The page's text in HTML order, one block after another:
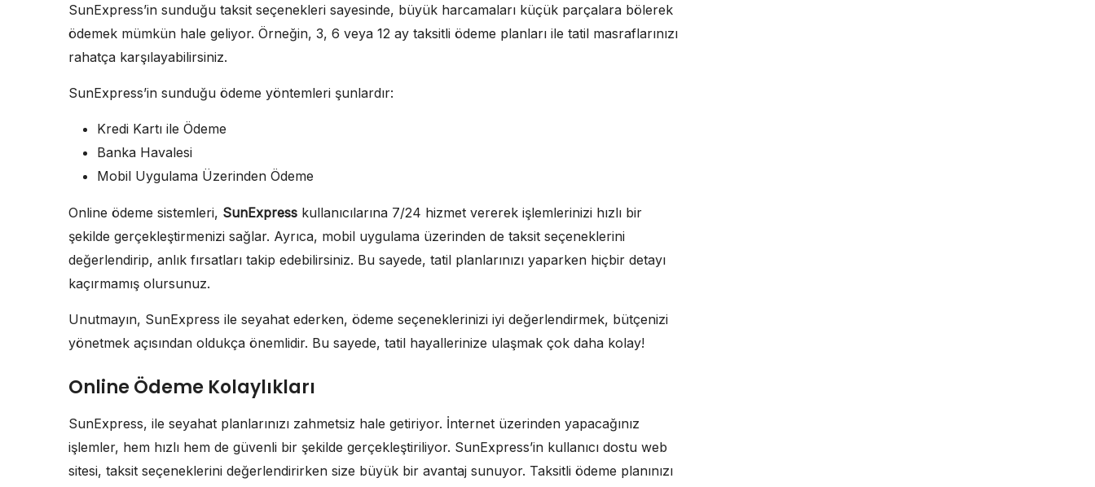
SunExpress’in sunduğu taksit seçenekleri sayesinde, büyük harcamaları küçük parçalara bölerek
ödemek mümkün hale geliyor. Örneğin, 3, 6 veya 12 ay taksitli ödeme planları ile tatil masraflarınızı
rahatça karşılayabilirsiniz.
SunExpress’in sunduğu ödeme yöntemleri şunlardır:
Kredi Kartı ile Ödeme
Banka Havalesi
Mobil Uygulama Üzerinden Ödeme
Online ödeme sistemleri, SunExpress kullanıcılarına 7/24 hizmet vererek işlemlerinizi hızlı bir
şekilde gerçekleştirmenizi sağlar. Ayrıca, mobil uygulama üzerinden de taksit seçeneklerini
değerlendirip, anlık fırsatları takip edebilirsiniz. Bu sayede, tatil planlarınızı yaparken hiçbir detayı
kaçırmamış olursunuz.
Unutmayın, SunExpress ile seyahat ederken, ödeme seçeneklerinizi iyi değerlendirmek, bütçenizi
yönetmek açısından oldukça önemlidir. Bu sayede, tatil hayallerinize ulaşmak çok daha kolay!
Online Ödeme Kolaylıkları
SunExpress, ile seyahat planlarınızı zahmetsiz hale getiriyor. İnternet üzerinden yapacağınız
işlemler, hem hızlı hem de güvenli bir şekilde gerçekleştiriliyor. SunExpress’in kullanıcı dostu web
sitesi, taksit seçeneklerini değerlendirirken size büyük bir avantaj sunuyor. Taksitli ödeme planınızı